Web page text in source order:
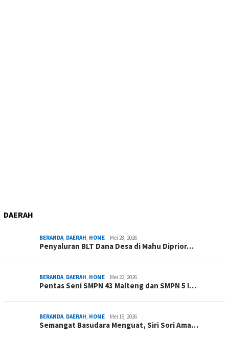
DAERAH
BERANDA, DAERAH, HOME Mei 28, 2026
Penyaluran BLT Dana Desa di Mahu Diprior…
BERANDA, DAERAH, HOME Mei 22, 2026
Pentas Seni SMPN 43 Malteng dan SMPN 5 I…
BERANDA, DAERAH, HOME Mei 19, 2026
Semangat Basudara Menguat, Siri Sori Ama…